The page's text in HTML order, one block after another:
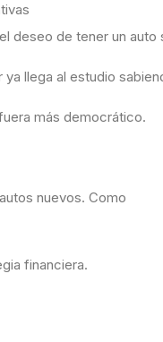
deseo de tener un
llega al estudio
más democrático.
nuevos. Como
financiera.